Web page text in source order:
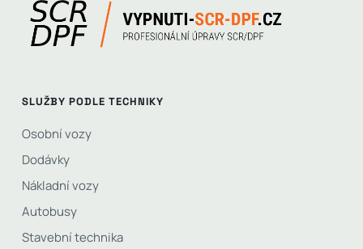
SLUŽBY PODLE TECHNIKY
Osobní vozy
Dodávky
Nákladní vozy
Autobusy
Stavební technika